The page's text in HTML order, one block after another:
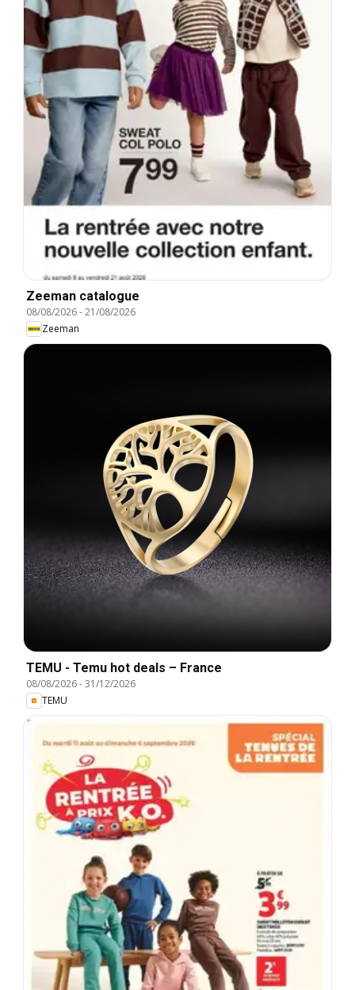
Zeeman catalogue
08/08/2026-21/08/2026
Zeeman
TEMU - Temu hot deals – France
08/08/2026-31/12/2026
TEMU